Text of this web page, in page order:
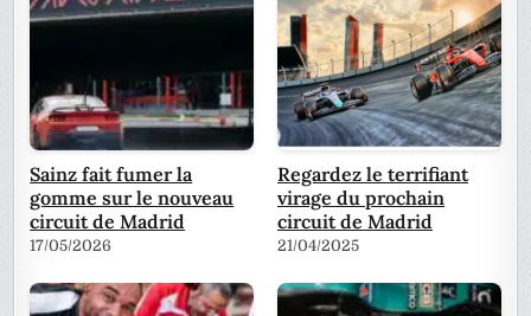
Sainz fait fumer la
gomme sur le nouveau
circuit de Madrid
17/05/2026
Regardez le terrifiant
virage du prochain
circuit de Madrid
21/04/2025